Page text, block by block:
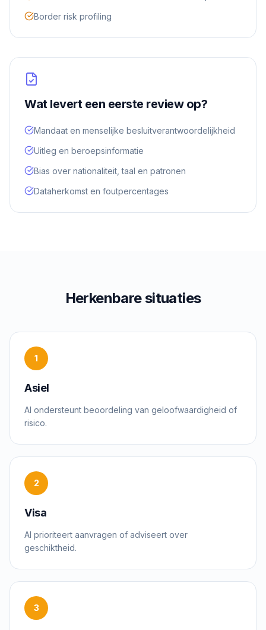
Border risk profiling
Wat levert een eerste review op?
Mandaat en menselijke besluitverantwoordelijkheid
Uitleg en beroepsinformatie
Bias over nationaliteit, taal en patronen
Dataherkomst en foutpercentages
Herkenbare situaties
1
Asiel
AI ondersteunt beoordeling van geloofwaardigheid of
risico.
2
Visa
AI prioriteert aanvragen of adviseert over
geschiktheid.
3